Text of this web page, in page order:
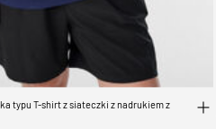
typu T-shirt z siateczki z nadrukiem z